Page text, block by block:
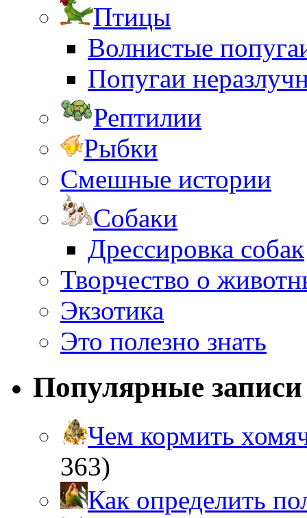
Птицы
Волнистые
Попугаи
Рептилии
Рыбки
Смешные истории
Собаки
Дрессировка собак
Творчество о
Экзотика
Это полезно знать
Популярные записи
Чем кормить
363)
Как определить